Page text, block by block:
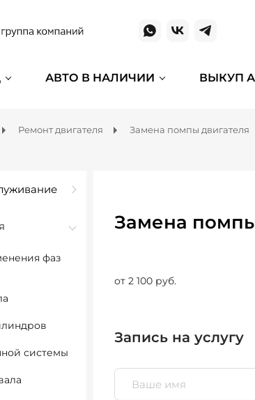
АВТО В НАЛИЧИИ ВЫКУП
Ремонт двигателя Замена помпы двигателя
фаз
системы
Замена
от 2 100 руб.
Запись на услугу